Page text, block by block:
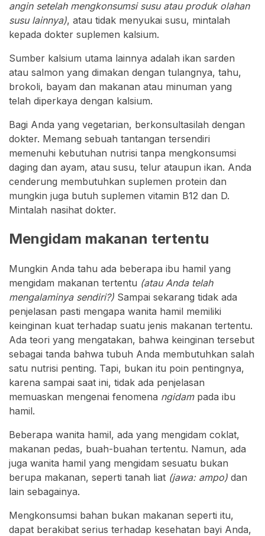
angin setelah mengkonsumsi susu atau produk olahan
susu lainnya), atau tidak menyukai susu, mintalah
kepada dokter suplemen kalsium.
Sumber kalsium utama lainnya adalah ikan sarden
atau salmon yang dimakan dengan tulangnya, tahu,
brokoli, bayam dan makanan atau minuman yang
telah diperkaya dengan kalsium.
Bagi Anda yang vegetarian, berkonsultasilah dengan
dokter. Memang sebuah tantangan tersendiri
memenuhi kebutuhan nutrisi tanpa mengkonsumsi
daging dan ayam, atau susu, telur ataupun ikan. Anda
cenderung membutuhkan suplemen protein dan
mungkin juga butuh suplemen vitamin B12 dan D.
Mintalah nasihat dokter.
Mengidam makanan tertentu
Mungkin Anda tahu ada beberapa ibu hamil yang
mengidam makanan tertentu (atau Anda telah
mengalaminya sendiri?) Sampai sekarang tidak ada
penjelasan pasti mengapa wanita hamil memiliki
keinginan kuat terhadap suatu jenis makanan tertentu.
Ada teori yang mengatakan, bahwa keinginan tersebut
sebagai tanda bahwa tubuh Anda membutuhkan salah
satu nutrisi penting. Tapi, bukan itu poin pentingnya,
karena sampai saat ini, tidak ada penjelasan
memuaskan mengenai fenomena ngidampada ibu
hamil.
Beberapa wanita hamil, ada yang mengidam coklat,
makanan pedas, buah-buahan tertentu. Namun, ada
juga wanita hamil yang mengidam sesuatu bukan
berupa makanan, seperti tanah liat (jawa: ampo) dan
lain sebagainya.
Mengkonsumsi bahan bukan makanan seperti itu,
dapat berakibat serius terhadap kesehatan bayi Anda,